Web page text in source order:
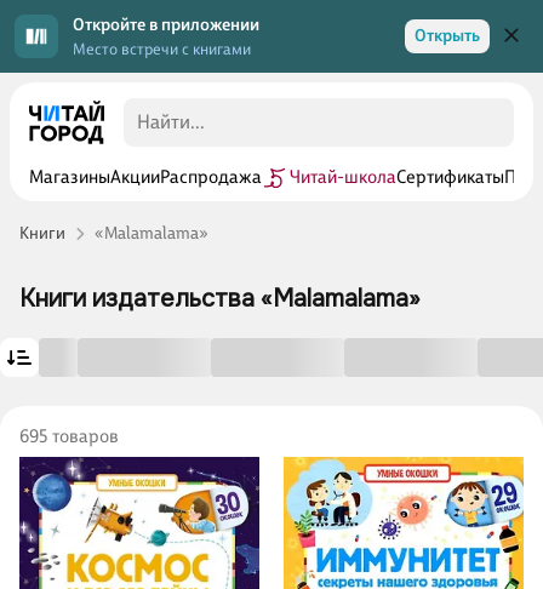
Откройте в приложении
Место встречи с книгами
Открыть
МагазиныАкцииРаспродажа Читай-школаСертификаты
Книги «Malamalama»
Книги издательства «Malamalama»
695 товаров